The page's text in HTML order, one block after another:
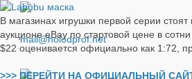
mail@holodprof.net
В магазинах игрушки первой серии
аукционе eBay по стартовой цене в
$22 оценивается официально как 1:72,
>>> ПЕРЕЙТИ НА ОФИЦИАЛЬНЫЙ